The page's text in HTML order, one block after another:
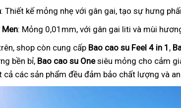
: Thiết kế mỏng nhẹ với gân gai, tạo sự hưng
Men: Mỏng 0,01mm, với gân gai liti và mùi
shop còn cung cấp Bao cao su Feel 4 in 1 ,
bền bỉ, Bao cao su Onesiêu mỏng cho cảm
cả các sản phẩm đều đảm bảo chất lượng và